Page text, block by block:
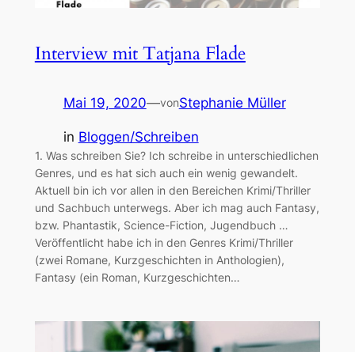
Interview mit Tatjana Flade
Mai 19, 2020—vonStephanie Müller
in Bloggen/Schreiben
1. Was schreiben Sie? Ich schreibe in unterschiedlichen
Genres, und es hat sich auch ein wenig gewandelt.
Aktuell bin ich vor allen in den Bereichen Krimi/Thriller
und Sachbuch unterwegs. Aber ich mag auch Fantasy,
bzw. Phantastik, Science-Fiction, Jugendbuch …
Veröffentlicht habe ich in den Genres Krimi/Thriller
(zwei Romane, Kurzgeschichten in Anthologien),
Fantasy (ein Roman, Kurzgeschichten…